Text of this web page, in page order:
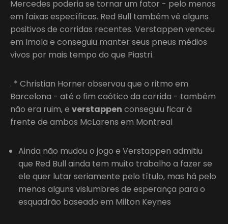
Mercedes poderia se tornar um fator - pelo menos
em faixas específicas. Red Bull também vê alguns
positivos de corridas recentes. Verstappen venceu
em Imola e conseguiu manter seus pneus médios
vivos por mais tempo do que Piastri.
. * Christian Horner observou que o ritmo em
Barcelona - até o fim caótico da corrida - também
não era ruim, e verstappen conseguiu ficar à
frente de ambos McLarens em Montreal
Ainda não mudou o jogo e Verstappen admitiu
que Red Bull ainda tem muito trabalho a fazer se
ele quer lutar seriamente pelo título, mas há pelo
menos alguns vislumbres de esperança para o
esquadrão baseado em Milton Keynes